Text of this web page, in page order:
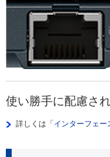
使い勝手に配慮さ
詳しくは「 インターフェー